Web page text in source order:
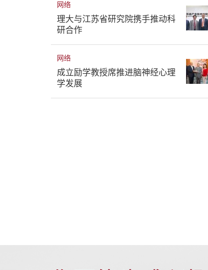
网络
理大与江苏省研究院携手推动科
研合作
网络
成立励学教授席推进脑神经心理
学发展